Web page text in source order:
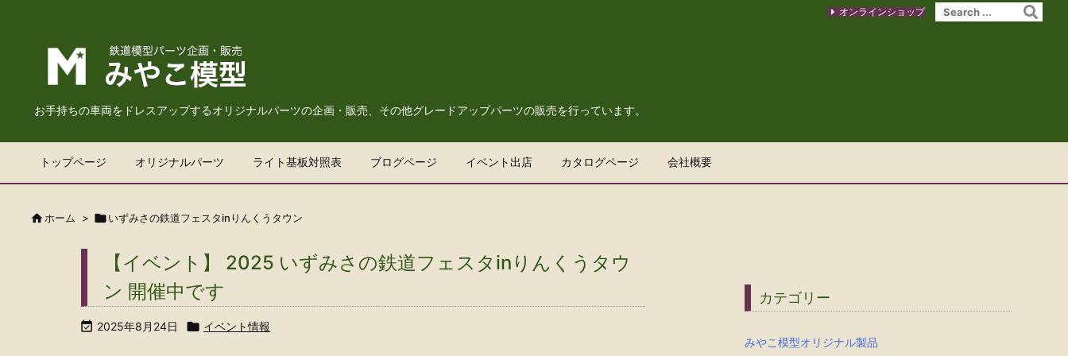
お手持ちの車両をドレスアップするオリジナルパーツの企画・販売、その他グレードアップパーツの販売を行っています。
トップページ オリジナルパーツ ライト基板対照表 ブログページ イベント出店 カタログページ 会社概要
オンラインショップ
 ホーム > いずみさの鉄道フェスタinりんくうタウン
【イベント】 2025 いずみさの鉄道フェスタinりんくうタウ
ン 開催中です
 2025年8月24日  イベント情報
カテゴリー
みやこ模型オリジナル製品